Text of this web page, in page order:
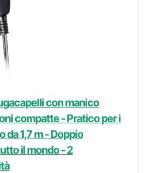
con manico
compatte - Pratico per i
da 1,7 m - Doppio
il mondo - 2